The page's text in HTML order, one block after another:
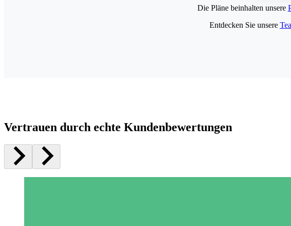
Die Pläne beinhalten unsere
Entdecken Sie unsere
Vertrauen durch echte Kundenbewertungen